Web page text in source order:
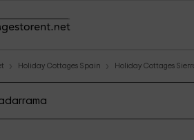
Holiday Cottages Spain Holiday Cottages